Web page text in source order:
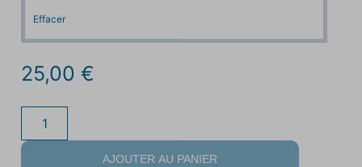
Effacer
25,00€
AJOUTER AU PANIER